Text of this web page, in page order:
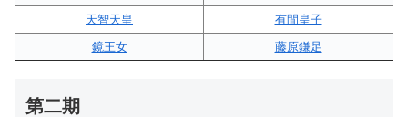
天智天皇
有間皇子
鏡王女
藤原鎌足
第二期